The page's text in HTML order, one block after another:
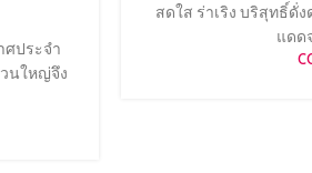
ศประจำ
นใหญ่จึง
สดใส ร่าเริง บริสุทธิ์ดั่
แดด